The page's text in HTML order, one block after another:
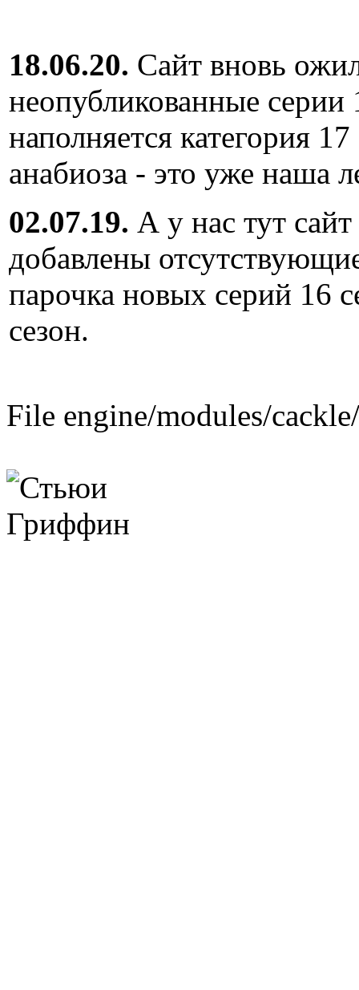
18.06.20. Сайт вновь
неопубликованные серии
наполняется категория
анабиоза - это уже наша
02.07.19. А у нас тут
добавлены
парочка новых серий 16
сезон.
File engine/modules/